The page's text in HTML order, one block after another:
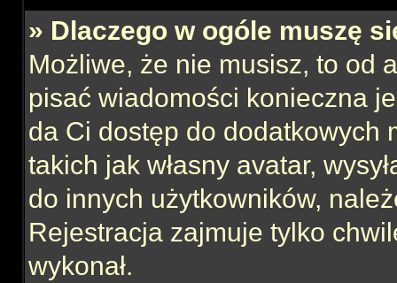
» Dlaczego w ogóle muszę
Możliwe, że nie musisz, to od
pisać wiadomości konieczna
da Ci dostęp do dodatkowych
takich jak własny avatar,
do innych użytkowników,
Rejestracja zajmuje tylko
wykonał.